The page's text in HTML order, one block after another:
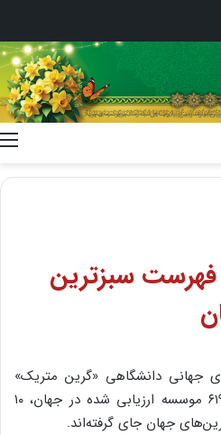
فهرست سبزترین‌
۲۰۱۷ رتبه‌ بندی جهانی دانشگاهی «گرین‌ متریک»
درباره توسعه پایدار، از میان ۶۱۹ موسسه ارزیابی شده در جهان، ۱۰
جهان جای گرفته‌اند.